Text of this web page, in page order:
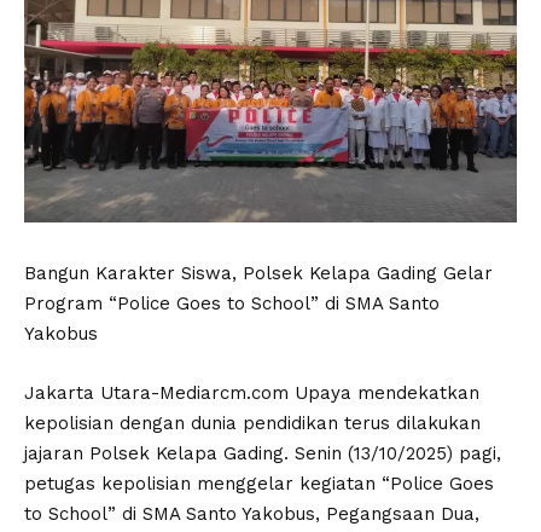
Bangun Karakter Siswa, Polsek Kelapa Gading Gelar
Program “Police Goes to School” di SMA Santo
Yakobus
Jakarta Utara-Mediarcm.com Upaya mendekatkan
kepolisian dengan dunia pendidikan terus dilakukan
jajaran Polsek Kelapa Gading. Senin (13/10/2025) pagi,
petugas kepolisian menggelar kegiatan “Police Goes
to School” di SMA Santo Yakobus, Pegangsaan Dua,